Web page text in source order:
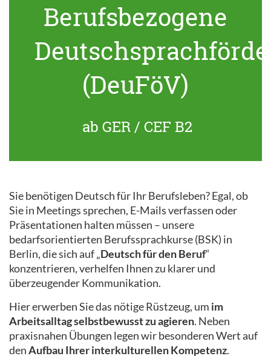
Berufsbezogene
(DeuFöV)
ab GER / CEF B2
Sie benötigen Deutsch für Ihr Berufsleben? Egal, ob
Sie in Meetings sprechen, E-Mails verfassen oder
Präsentationen halten müssen – unsere
bedarfsorientierten Berufssprachkurse (BSK) in
Berlin, die sich auf „Deutsch für den Beruf“
konzentrieren, verhelfen Ihnen zu klarer und
überzeugender Kommunikation.
Hier erwerben Sie das nötige Rüstzeug, um im
Arbeitsalltag selbstbewusst zu agieren. Neben
praxisnahen Übungen legen wir besonderen Wert auf
denAufbau Ihrer interkulturellen Kompetenz.